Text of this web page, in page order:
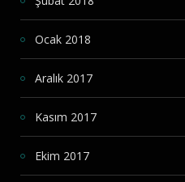
Ocak 2018
Aralık 2017
Kasım 2017
Ekim 2017